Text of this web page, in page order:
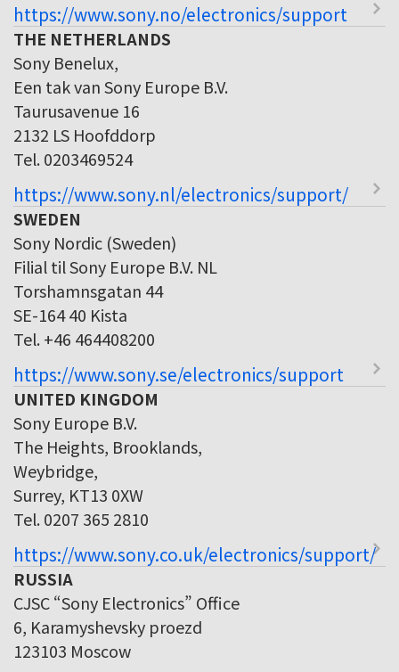
https://www.sony.no/electronics/support
THE NETHERLANDS
Sony Benelux,
Een tak van Sony Europe B.V.
Taurusavenue 16
2132 LS Hoofddorp
Tel. 0203469524
https://www.sony.nl/electronics/support/
SWEDEN
Sony Nordic (Sweden)
Filial til Sony Europe B.V. NL
Torshamnsgatan 44
SE-164 40 Kista
Tel. +46 464408200
https://www.sony.se/electronics/support
UNITED KINGDOM
Sony Europe B.V.
The Heights, Brooklands,
Weybridge,
Surrey, KT13 0XW
Tel. 0207 365 2810
https://www.sony.co.uk/electronics/support/
RUSSIA
CJSC “Sony Electronics” Office
6, Karamyshevsky proezd
123103 Moscow